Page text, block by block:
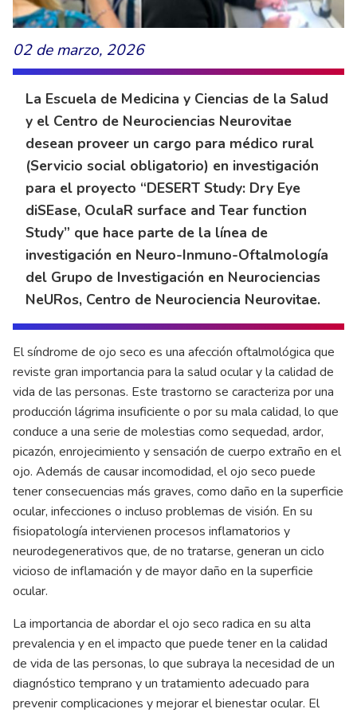
02 de marzo, 2026
La Escuela de Medicina y Ciencias de la Salud
y el Centro de Neurociencias Neurovitae
desean proveer un cargo para médico rural
(Servicio social obligatorio) en investigación
para el proyecto “DESERT Study: Dry Eye
diSEase, OculaR surface and Tear function
Study” que hace parte de la línea de
investigación en Neuro-Inmuno-Oftalmología
del Grupo de Investigación en Neurociencias
NeURos, Centro de Neurociencia Neurovitae.
El síndrome de ojo seco es una afección oftalmológica que
reviste gran importancia para la salud ocular y la calidad de
vida de las personas. Este trastorno se caracteriza por una
producción lágrima insuficiente o por su mala calidad, lo que
conduce a una serie de molestias como sequedad, ardor,
picazón, enrojecimiento y sensación de cuerpo extraño en el
ojo. Además de causar incomodidad, el ojo seco puede
tener consecuencias más graves, como daño en la superficie
ocular, infecciones o incluso problemas de visión. En su
fisiopatología intervienen procesos inflamatorios y
neurodegenerativos que, de no tratarse, generan un ciclo
vicioso de inflamación y de mayor daño en la superficie
ocular.
La importancia de abordar el ojo seco radica en su alta
prevalencia y en el impacto que puede tener en la calidad
de vida de las personas, lo que subraya la necesidad de un
diagnóstico temprano y un tratamiento adecuado para
prevenir complicaciones y mejorar el bienestar ocular. El